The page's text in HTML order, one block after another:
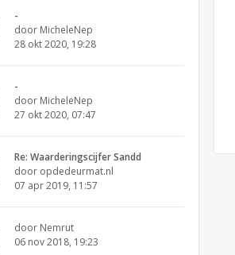
-
door MicheleNep
28 okt 2020, 19:28
-
door MicheleNep
27 okt 2020, 07:47
Re: Waarderingscijfer Sandd
door opdedeurmat.nl
07 apr 2019, 11:57
door Nemrut
06 nov 2018, 19:23